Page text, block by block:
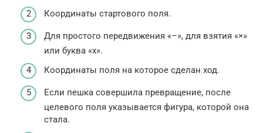
Координаты стартового поля.
Для простого передвижения «–», для взятия «×»
или буква «x».
Координаты поля на которое сделан ход.
Если пешка совершила превращение, после
целевого поля указывается фигура, которой она
стала.